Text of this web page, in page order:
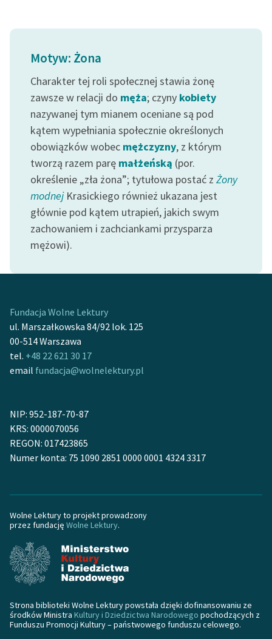
Motyw: Żona
Charakter tej roli społecznej stawia żonę
zawsze w relacji do męża; czyny kobiety
nazywanej tym mianem oceniane są pod
kątem wypełniania społecznie określonych
obowiązków wobec mężczyzny, z którym
tworzą razem parę małżeńską (por.
określenie „zła żona”; tytułowa postać z Żony
modnejKrasickiego również ukazana jest
głównie pod kątem utrapień, jakich swym
zachowaniem i zachciankami przysparza
mężowi).
Fundacja Wolne Lektury
ul. Marszałkowska 84/92 lok. 125
00-514 Warszawa
tel. +48 22 621 30 17
email fundacja@wolnelektury.pl
NIP: 952-187-70-87
KRS: 0000070056
REGON: 017423865
Numer konta: 75 1090 2851 0000 0001 4324 3317
Wolne Lektury to projekt prowadzony
przez fundację Wolne Lektury.
Strona biblioteki Wolne Lektury powstała dzięki dofinansowaniu ze
środków Ministra Kultury i Dziedzictwa Narodowego pochodzących z
Funduszu Promocji Kultury – państwowego funduszu celowego.